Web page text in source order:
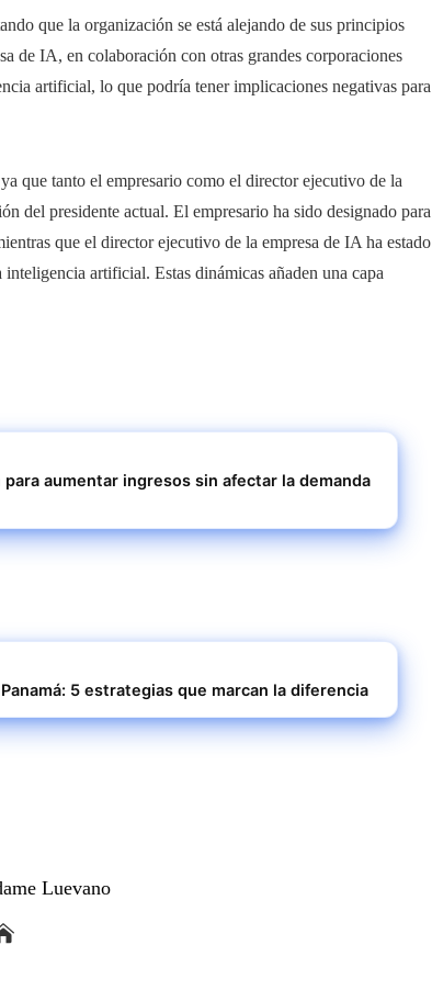
que la organización se está alejando de sus principios
de IA, en colaboración con otras grandes corporaciones
artificial, lo que podría tener implicaciones negativas para
que tanto el empresario como el director ejecutivo de la
del presidente actual. El empresario ha sido designado para
que el director ejecutivo de la empresa de IA ha estado
artificial. Estas dinámicas añaden una capa
aumentar ingresos sin afectar la demanda
5 estrategias que marcan la diferencia
Luevano